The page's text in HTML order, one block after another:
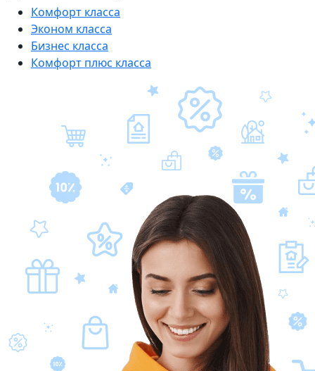
Комфорт класса
Эконом класса
Бизнес класса
Комфорт плюс класса